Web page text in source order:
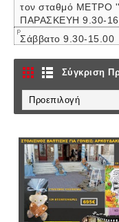
τον σταθμό
ΠΑΡΑΣΚΕΥΗ 9.30-
Σάββατο 9.30-
Σύγκριση